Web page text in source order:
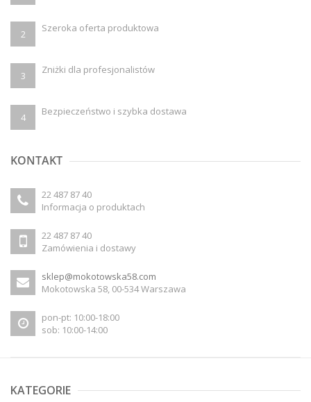
2 Szeroka oferta produktowa
3 Zniżki dla profesjonalistów
4 Bezpieczeństwo i szybka dostawa
KONTAKT
22 487 87 40
Informacja o produktach
22 487 87 40
Zamówienia i dostawy
sklep@mokotowska58.com
Mokotowska 58, 00-534 Warszawa
pon-pt: 10:00-18:00
sob: 10:00-14:00
KATEGORIE